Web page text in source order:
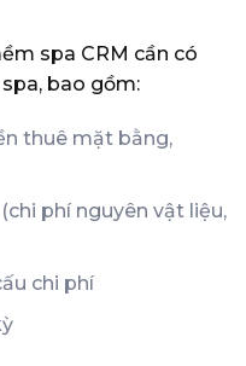
spa CRM cần có
bao gồm:
thuê mặt bằng,
phí nguyên vật liệu,
chi phí